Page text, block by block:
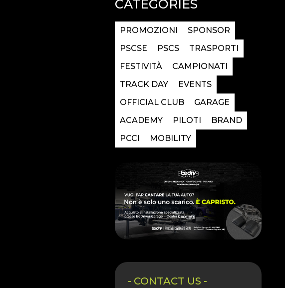
CATEGORIES
PROMOZIONI
SPONSOR
PSCSE
PSCS
TRASPORTI
FESTIVITÀ
CAMPIONATI
TRACK DAY
EVENTS
OFFICIAL CLUB
GARAGE
ACADEMY
PILOTI
BRAND
PCCI
MOBILITY
- CONTACT US -